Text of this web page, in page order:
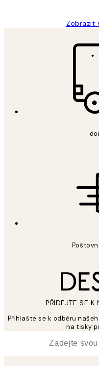
Zobrazit
PŘIDEJTE SE K
Přihlašte se k odběru
na tisky